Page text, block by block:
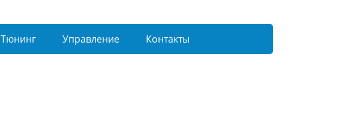
Тюнинг Управление Контакты